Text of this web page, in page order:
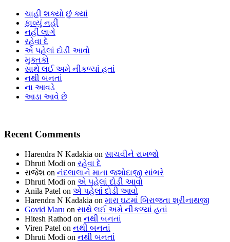
ચાહી શક્યો છું ક્યાં
ફાવ્યું નહીં
નહીં લાગે
રહેવા દે
એ પહેલાં દોડી આવો
મુક્તકો
સાથે લઈ અમે નીકળ્યાં હતાં
નથી બનતાં
ના આવડે
આડા આવે છે
Recent Comments
Harendra N Kadakia on સાચવીને રાખજો
Dhruti Modi on રહેવા દે
રાજેશ on નંદલાલાને માતા જશોદાજી સાંભરે
Dhruti Modi on એ પહેલાં દોડી આવો
Anila Patel on એ પહેલાં દોડી આવો
Harendra N Kadakia on મારા ઘટમાં બિરાજતા શ્રીનાથજી
Govid Maru on સાથે લઈ અમે નીકળ્યાં હતાં
Hitesh Rathod on નથી બનતાં
Viren Patel on નથી બનતાં
Dhruti Modi on નથી બનતાં